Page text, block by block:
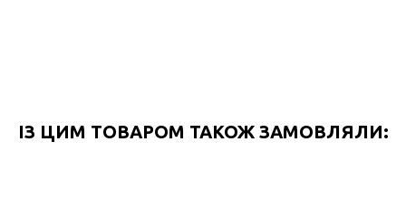
ІЗ ЦИМ ТОВАРОМ ТАКОЖ ЗАМОВЛЯЛИ: